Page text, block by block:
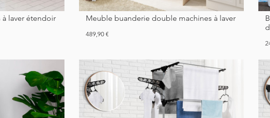
Meuble buanderie double machines à laver
Prix
489,90 €
Boîtes de rangement empilables 72L - lot